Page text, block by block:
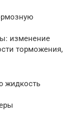
изменение
торможения,
жидкость